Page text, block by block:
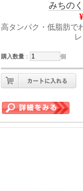
みちの
高タンパク・低脂肪で
購入数量 ： 個